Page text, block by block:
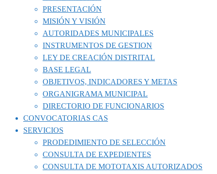
PRESENTACIÓN
MISIÓN Y VISIÓN
AUTORIDADES MUNICIPALES
INSTRUMENTOS DE GESTION
LEY DE CREACIÓN DISTRITAL
BASE LEGAL
OBJETIVOS, INDICADORES Y METAS
ORGANIGRAMA MUNICIPAL
DIRECTORIO DE FUNCIONARIOS
CONVOCATORIAS CAS
SERVICIOS
PRODEDIMIENTO DE SELECCIÓN
CONSULTA DE EXPEDIENTES
CONSULTA DE MOTOTAXIS AUTORIZADOS